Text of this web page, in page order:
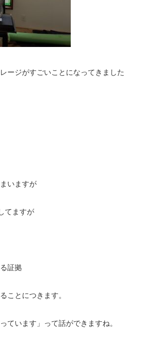
ージがすごいことになってきました
いますが
てますが
証拠
ことにつきます。
ています」って話ができますね。